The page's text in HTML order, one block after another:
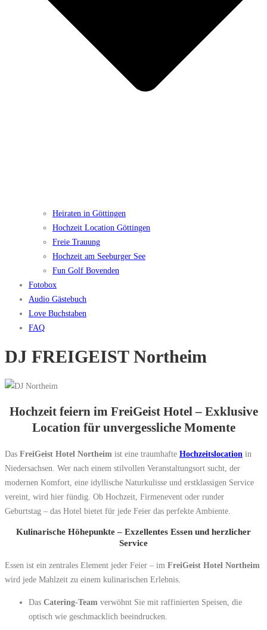
Heiraten in Göttingen
Hochzeit Location Göttingen
Freie Trauung
Hochzeit am Seeburger See
Fun Golf Bovenden
Fotobox
Audio Gästebuch
Love Buchstaben
FAQ
DJ FREIGEIST Northeim
Hochzeit feiern im FreiGeist Hotel – Exklusive
Location für unvergessliche Momente
Das FreiGeist Hotel Northeim ist eine traumhafte Hochzeitslocation in
Niedersachsen. Wer nach einem stilvollen Veranstaltungsort sucht, der
modernen Komfort, eine idyllische Naturkulisse und erstklassigen Service
vereint, wird hier fündig. Ob Hochzeit, Firmenevent oder runder
Geburtstag – das Hotel bietet für jede Feier das perfekte Ambiente.
Kulinarische Höhepunkte – Exzellentes Essen und herzlicher
Service
Essen ist ein zentrales Element jeder Feier – im FreiGeist Hotel Northeim
wird jede Mahlzeit zu einem kulinarischen Erlebnis.
Das Catering-Team verwöhnt Sie mit raffinierten Speisen, die
optisch wie geschmacklich beeindrucken.